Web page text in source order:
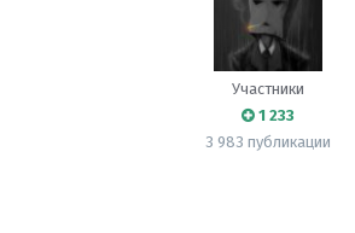
Участники
1 233
3 983 публикации